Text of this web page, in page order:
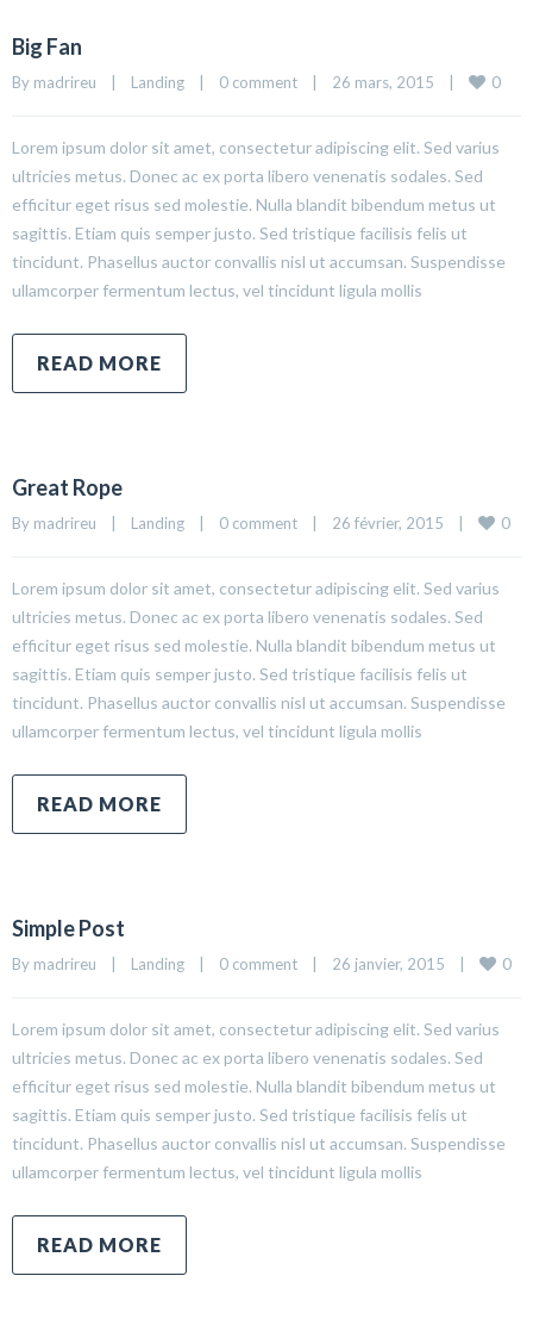
Big Fan
By madrireu    | Landing 0 comment
    |    26 mars, 2015    |
0
Lorem ipsum dolor sit amet, consectetur adipiscing elit. Sed varius
ultricies metus. Donec ac ex porta libero venenatis sodales. Sed
efficitur eget risus sed molestie. Nulla blandit bibendum metus ut
sagittis. Etiam quis semper justo. Sed tristique facilisis felis ut
tincidunt. Phasellus auctor convallis nisl ut accumsan. Suspendisse
ullamcorper fermentum lectus, vel tincidunt ligula mollis
READ MORE
Great Rope
By madrireu    | Landing 0 comment
    |    26 février, 2015    |
0
Lorem ipsum dolor sit amet, consectetur adipiscing elit. Sed varius
ultricies metus. Donec ac ex porta libero venenatis sodales. Sed
efficitur eget risus sed molestie. Nulla blandit bibendum metus ut
sagittis. Etiam quis semper justo. Sed tristique facilisis felis ut
tincidunt. Phasellus auctor convallis nisl ut accumsan. Suspendisse
ullamcorper fermentum lectus, vel tincidunt ligula mollis
READ MORE
Simple Post
By madrireu    | Landing 0 comment
    |    26 janvier, 2015    |
0
Lorem ipsum dolor sit amet, consectetur adipiscing elit. Sed varius
ultricies metus. Donec ac ex porta libero venenatis sodales. Sed
efficitur eget risus sed molestie. Nulla blandit bibendum metus ut
sagittis. Etiam quis semper justo. Sed tristique facilisis felis ut
tincidunt. Phasellus auctor convallis nisl ut accumsan. Suspendisse
ullamcorper fermentum lectus, vel tincidunt ligula mollis
READ MORE